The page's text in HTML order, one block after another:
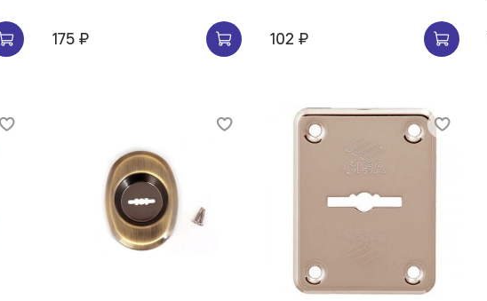
175 ₽ 102 ₽